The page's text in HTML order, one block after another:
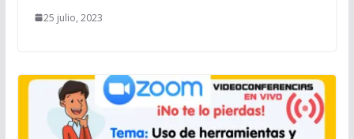
25 julio, 2023